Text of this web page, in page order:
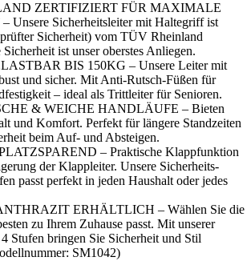
ZERTIFIZIERT FÜR MAXIMALE
Unsere Sicherheitsleiter mit Haltegriff ist
Sicherheit) vom TÜV Rheinland
ist unser oberstes Anliegen.
BIS 150KG – Unsere Leiter mit
und sicher. Mit Anti-Rutsch-Füßen für
– ideal als Trittleiter für Senioren.
& WEICHE HANDLÄUFE – Bieten
und Komfort. Perfekt für längere Standzeiten
beim Auf- und Absteigen.
– Praktische Klappfunktion
der Klappleiter. Unsere Sicherheits-
passt perfekt in jeden Haushalt oder jedes
ERHÄLTLICH – Wählen Sie die
zu Ihrem Zuhause passt. Mit unserer
Stufen bringen Sie Sicherheit und Stil
SM1042)